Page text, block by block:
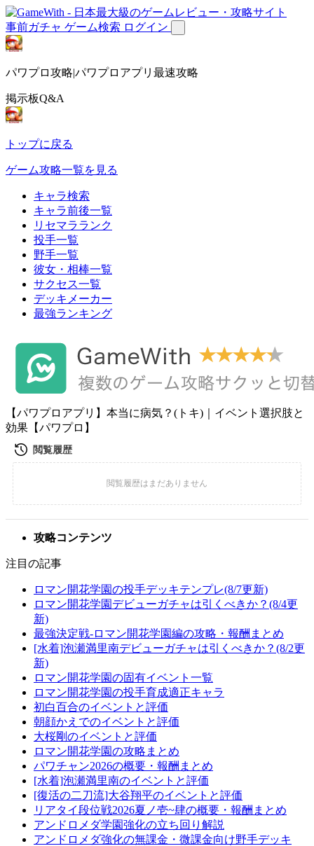
事前ガチャ ゲーム検索 ログイン
パワプロ攻略|パワプロアプリ最速攻略
掲示板Q&A
トップに戻る
ゲーム攻略一覧を見る
キャラ検索
キャラ前後一覧
リセマラランク
投手一覧
野手一覧
彼女・相棒一覧
サクセス一覧
デッキメーカー
最強ランキング
【パワプロアプリ】本当に病気？(トキ)｜イベント選択肢と
効果【パワプロ】
攻略コンテンツ
注目の記事
ロマン開花学園の投手デッキテンプレ(8/7更新)
ロマン開花学園デビューガチャは引くべきか？(8/4更
新)
最強決定戦-ロマン開花学園編の攻略・報酬まとめ
[水着]泡瀬満里南デビューガチャは引くべきか？(8/2更
新)
ロマン開花学園の固有イベント一覧
ロマン開花学園の投手育成適正キャラ
初白百合のイベントと評価
朝顔かえでのイベントと評価
大桜剛のイベントと評価
ロマン開花学園の攻略まとめ
パワチャン2026の概要・報酬まとめ
[水着]泡瀬満里南のイベントと評価
[復活の二刀流]大谷翔平のイベントと評価
リアタイ段位戦2026夏ノ壱~肆の概要・報酬まとめ
アンドロメダ学園強化の立ち回り解説
アンドロメダ強化の無課金・微課金向け野手デッキ